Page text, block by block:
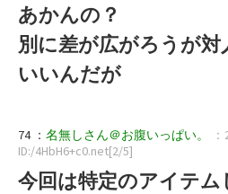
あかんの？
別に差が広がろうが
いいんだが
74 ： 名無しさん＠お腹いっぱい。
ID:/4HbH6+c0.net[2/5]
今回は特定のアイテム